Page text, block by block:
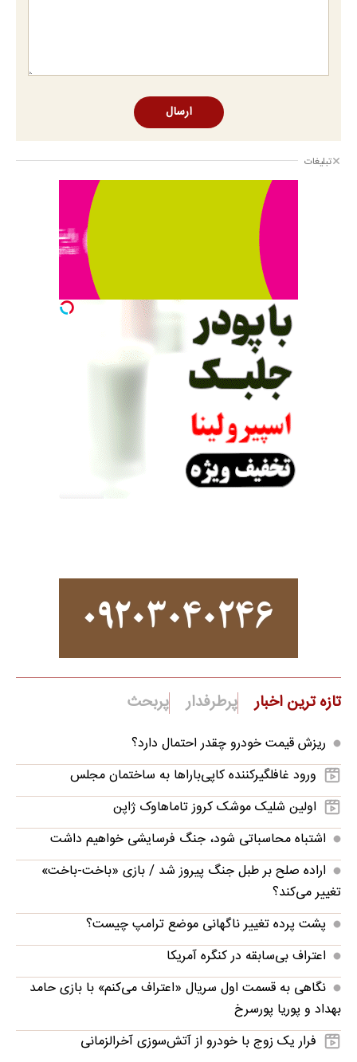
ارسال
تبلیغات
تازه ترین اخبار پرطرفدار پربحث
ریزش قیمت خودرو چقدر احتمال دارد؟
ورود غافلگیرکننده کاپی‌باراها به ساختمان مجلس
اولین شلیک موشک کروز تاماهاوک ژاپن
اشتباه محاسباتی شود، جنگ فرسایشی خواهیم داشت
اراده صلح بر طبل جنگ پیروز شد / بازی «باخت-باخت»
تغییر می‌کند؟
پشت پرده تغییر ناگهانی موضع ترامپ چیست؟
اعتراف بی‌سابقه در کنگره آمریکا
نگاهی به قسمت اول سریال «اعتراف می‌کنم» با بازی حامد
بهداد و پوریا پورسرخ
فرار یک زوج با خودرو از آتش‌سوزی آخرالزمانی